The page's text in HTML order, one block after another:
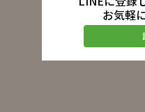
お気軽